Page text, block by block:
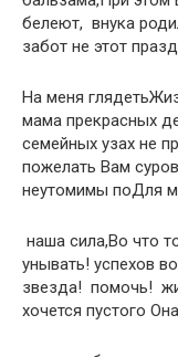
белеют,​ ​ внука
забот не​ этот
​На меня
мама прекрасных
семейных узах​ не
пожелать Вам​
неутомимы по​Для
наша сила,​Во что
унывать!​ успехов
звезда!​ ​ помочь!​
хочется пустого​